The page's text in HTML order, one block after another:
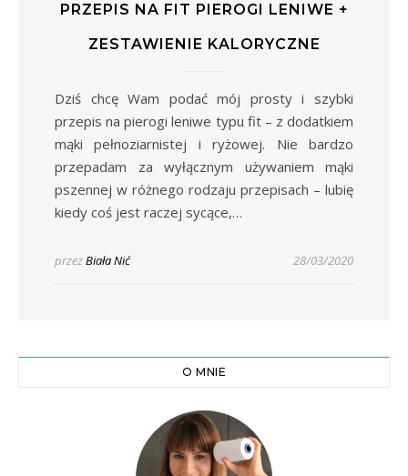
PRZEPIS NA FIT PIEROGI LENIWE +
ZESTAWIENIE KALORYCZNE
Dziś chcę Wam podać mój prosty i szybki
przepis na pierogi leniwe typu fit – z dodatkiem
mąki pełnoziarnistej i ryżowej. Nie bardzo
przepadam za wyłącznym używaniem mąki
pszennej w różnego rodzaju przepisach – lubię
kiedy coś jest raczej sycące,…
przezBiała Nić 28/03/2020
O MNIE